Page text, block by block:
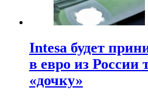
Intesa будет
в евро из России
«дочку»